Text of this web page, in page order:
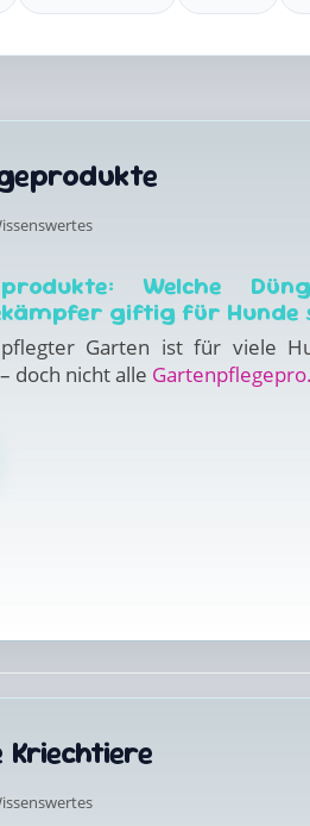
Welche
giftig für Hunde
Garten ist für viele
doch nicht alle
Kriechtiere